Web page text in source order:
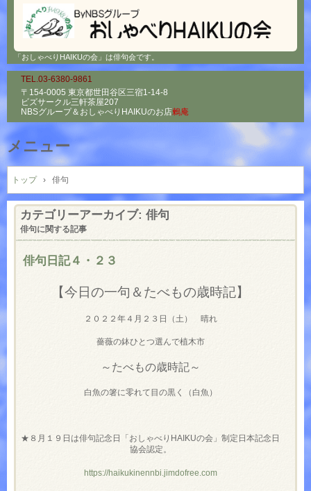
「おしゃべりHAIKUの会」は俳句会です。
TEL.03-6380-9861
〒154-0005 東京都世田谷区三宿1-14-8
ビズサークル三軒茶屋207
NBSグループ＆ おしゃべりHAIKUのお店鶫庵
メニュー
コ
ン
テ
ン
へ
トップ › 俳句
カテゴリーアーカイブ: 俳句
俳句に関する記事
俳句日記４・２３
【今日の一句＆たべもの歳時記】
２０２２年４月２３日（土） 晴れ
薔薇の鉢ひとつ選んで植木市
～たべもの歳時記～
白魚の箸に零れて目の黒く（白魚）
★８月１９日は俳句記念日「おしゃべりHAIKUの会」制定日本記念日
協会認定。
https://haikukinennbi.jimdofree.com